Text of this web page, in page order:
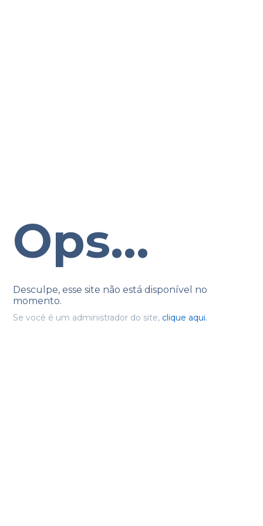
Ops...
Desculpe, esse site não está disponível no
momento.
Se você é um administrador do site, clique aqui.